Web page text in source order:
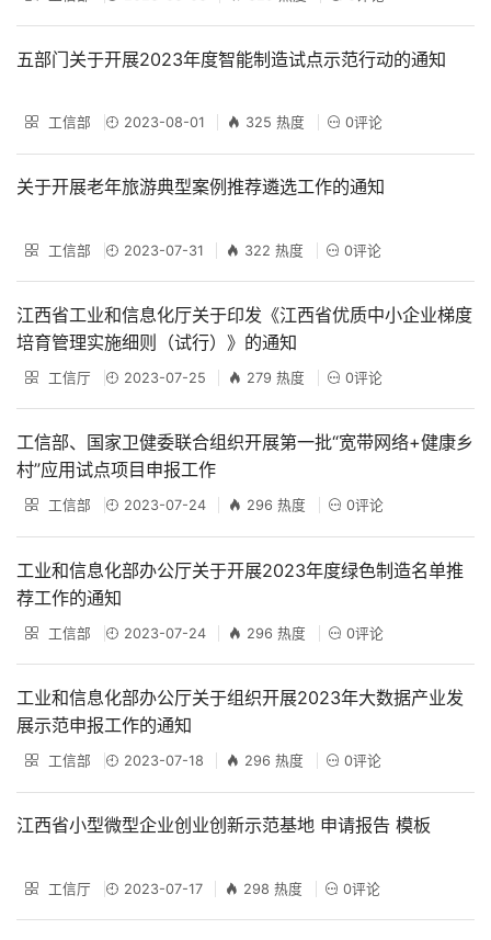
五部门关于开展2023年度智能制造试点示范行动的通知
工信部 2023-08-01 325 热度 0评论
关于开展老年旅游典型案例推荐遴选工作的通知
工信部 2023-07-31 322 热度 0评论
江西省工业和信息化厅关于印发《江西省优质中小企业梯度
培育管理实施细则（试行）》的通知
工信厅 2023-07-25 279 热度 0评论
工信部、国家卫健委联合组织开展第一批“宽带网络+健康乡
村”应用试点项目申报工作
工信部 2023-07-24 296 热度 0评论
工业和信息化部办公厅关于开展2023年度绿色制造名单推
荐工作的通知
工信部 2023-07-24 296 热度 0评论
工业和信息化部办公厅关于组织开展2023年大数据产业发
展示范申报工作的通知
工信部 2023-07-18 296 热度 0评论
江西省小型微型企业创业创新示范基地 申请报告 模板
工信厅 2023-07-17 298 热度 0评论